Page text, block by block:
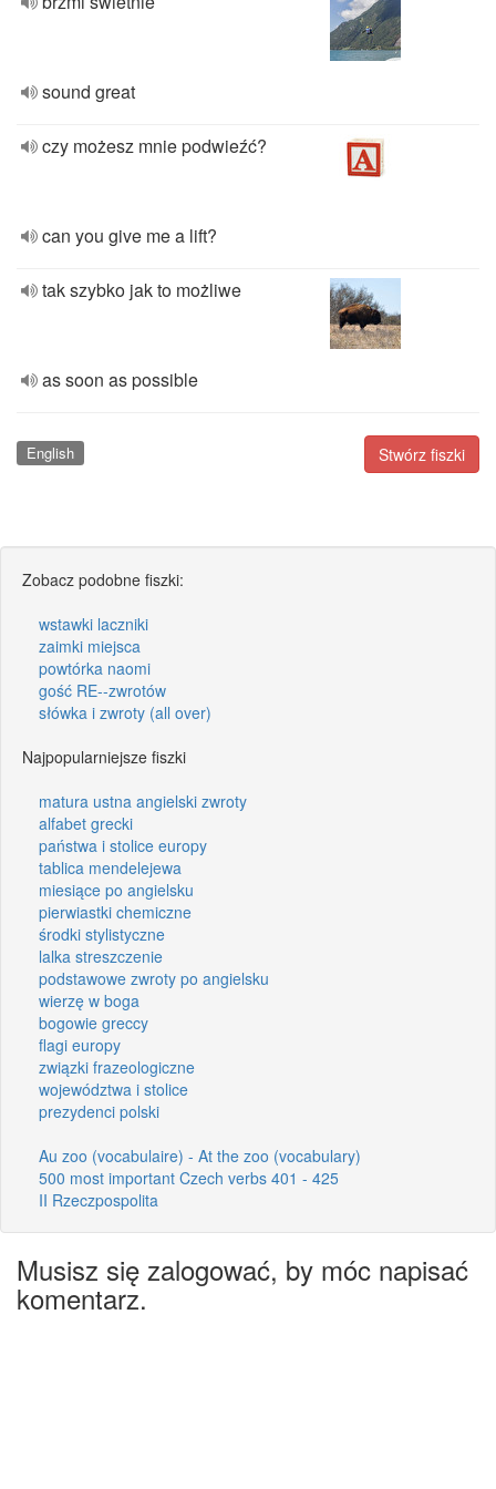
sound great
czy możesz mnie podwieźć?
can you give me a lift?
tak szybko jak to możliwe
as soon as possible
Stwórz fiszki
English
Zobacz podobne fiszki:
wstawki laczniki
zaimki miejsca
powtórka naomi
gość RE--zwrotów
słówka i zwroty (all over)
Najpopularniejsze fiszki
matura ustna angielski zwroty
alfabet grecki
państwa i stolice europy
tablica mendelejewa
miesiące po angielsku
pierwiastki chemiczne
środki stylistyczne
lalka streszczenie
podstawowe zwroty po angielsku
wierzę w boga
bogowie greccy
flagi europy
związki frazeologiczne
województwa i stolice
prezydenci polski
Au zoo (vocabulaire) - At the zoo (vocabulary)
500 most important Czech verbs 401 - 425
II Rzeczpospolita
Musisz się zalogować, by móc napisać
komentarz.